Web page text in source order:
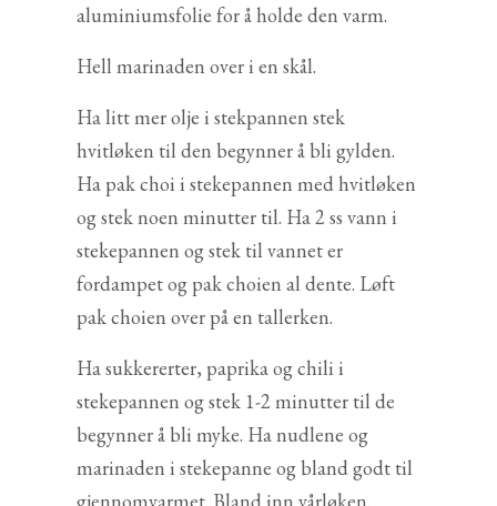
aluminiumsfolie for å holde den varm.
Hell marinaden over i en skål.
Ha litt mer olje i stekpannen stek
hvitløken til den begynner å bli gylden.
Ha pak choi i stekepannen med hvitløken
og stek noen minutter til. Ha 2 ss vann i
stekepannen og stek til vannet er
fordampet og pak choien al dente. Løft
pak choien over på en tallerken.
Ha sukkererter, paprika og chili i
stekepannen og stek 1-2 minutter til de
begynner å bli myke. Ha nudlene og
marinaden i stekepanne og bland godt til
gjennomvarmet. Bland inn vårløken.